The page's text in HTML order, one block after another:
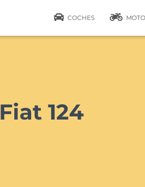
COCHES
Fiat 124